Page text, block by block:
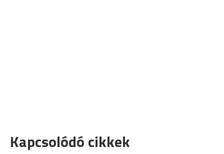
Kapcsolódó cikkek